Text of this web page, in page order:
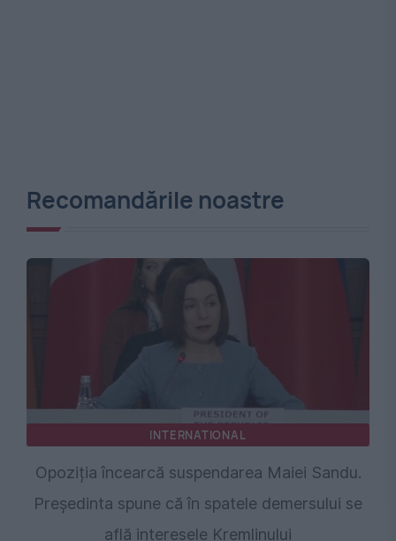
Recomandările noastre
INTERNATIONAL
Opoziția încearcă suspendarea Maiei Sandu.
Președinta spune că în spatele demersului se
află interesele Kremlinului